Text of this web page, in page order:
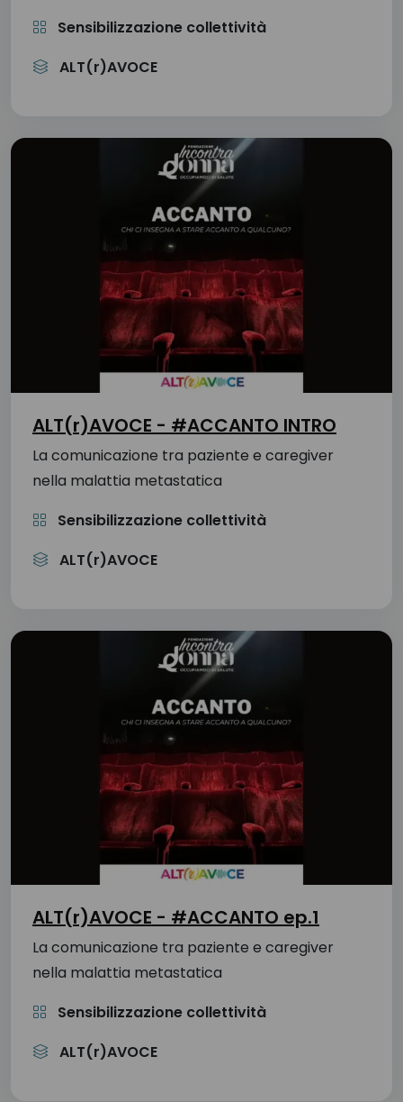
Sensibilizzazione collettività
ALT(r)AVOCE
ALT(r)AVOCE - #ACCANTO INTRO
La comunicazione tra paziente e caregiver
nella malattia metastatica
Sensibilizzazione collettività
ALT(r)AVOCE
ALT(r)AVOCE - #ACCANTO ep.1
La comunicazione tra paziente e caregiver
nella malattia metastatica
Sensibilizzazione collettività
ALT(r)AVOCE